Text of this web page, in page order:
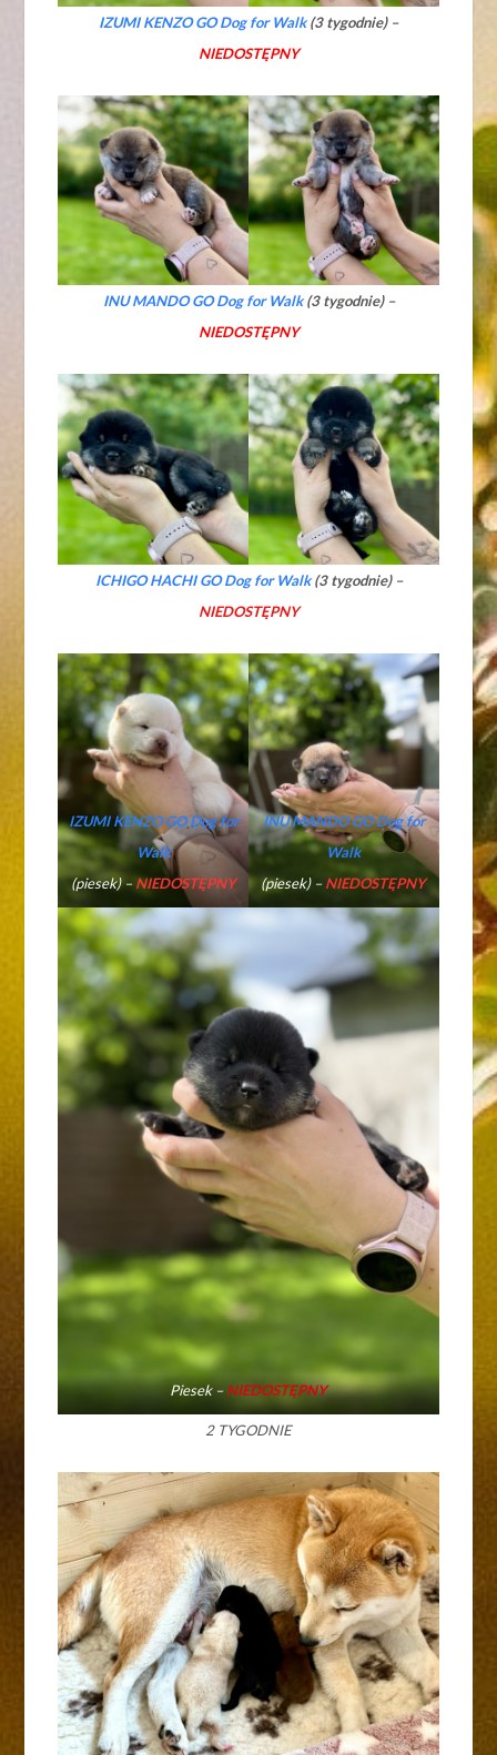
IZUMI KENZO GO Dog for Walk(3 tygodnie) –
NIEDOSTĘPNY
INU MANDO GO Dog for Walk(3 tygodnie) –
NIEDOSTĘPNY
ICHIGO HACHI GO Dog for Walk(3 tygodnie) –
NIEDOSTĘPNY
IZUMI KENZO GO Dog for
Walk
(piesek) – NIEDOSTĘPNY
INU MANDO GO Dog for
Walk
(piesek) –NIEDOSTĘPNY
Piesek – NIEDOSTĘPNY
2 TYGODNIE